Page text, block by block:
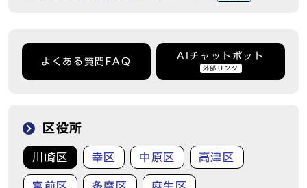
よくある質問FAQ
AIチャットボット
外部リンク
区役所
川崎区 幸区 中原区 高津区